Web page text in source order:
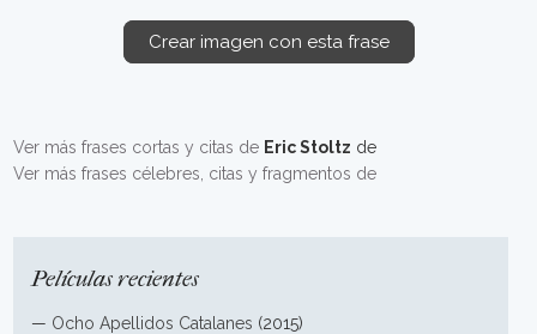
Crear imagen con esta frase
Ver más frases cortas y citas de Eric Stoltz de
Ver más frases célebres, citas y fragmentos de
Películas recientes
— Ocho Apellidos Catalanes (2015)